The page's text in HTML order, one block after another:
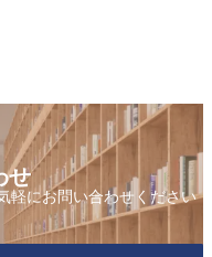
せ
軽にお問い合わせください